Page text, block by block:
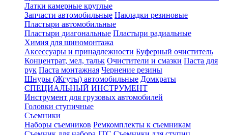
Латки камерные круглые
Запчасти автомобильные Накладки резиновые
Пластыри автомобильные
Пластыри диагональные Пластыри радиальные
Химия для шиномонтажа
Аксессуары и принадлежности Буферный очиститель
Концентрат, мел, тальк Очистители и смазки Паста для
рук Паста монтажная Чернение резины
Шнуры (Жгуты) автомобильные Домкраты
СПЕЦИАЛЬНЫЙ ИНСТРУМЕНТ
Инструмент для грузовых автомобилей
Головки ступичные
Съемники
Наборы съемников Ремкомплекты к съемникам